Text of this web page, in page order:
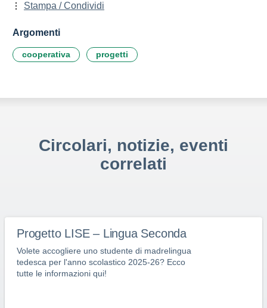
Stampa / Condividi
Argomenti
cooperativa progetti
Circolari, notizie, eventi
correlati
Progetto LISE – Lingua Seconda
Volete accogliere uno studente di madrelingua
tedesca per l'anno scolastico 2025-26? Ecco
tutte le informazioni qui!